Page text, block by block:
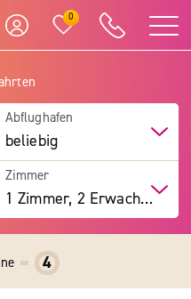
0
Abflughafen
beliebig
Zimmer
1 Zimmer, 2 Erwachsene
4